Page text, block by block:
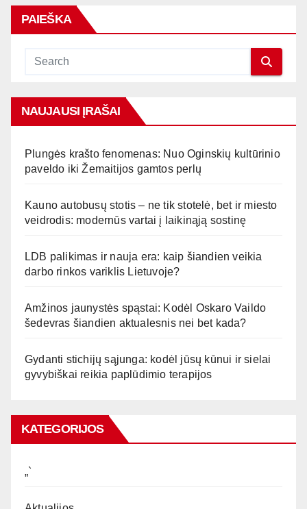
PAIEŠKA
NAUJAUSI ĮRAŠAI
Plungės krašto fenomenas: Nuo Oginskių kultūrinio
paveldo iki Žemaitijos gamtos perlų
Kauno autobusų stotis – ne tik stotelė, bet ir miesto
veidrodis: modernūs vartai į laikinąją sostinę
LDB palikimas ir nauja era: kaip šiandien veikia
darbo rinkos variklis Lietuvoje?
Amžinos jaunystės spąstai: Kodėl Oskaro Vaildo
šedevras šiandien aktualesnis nei bet kada?
Gydanti stichijų sąjunga: kodėl jūsų kūnui ir sielai
gyvybiškai reikia paplūdimio terapijos
KATEGORIJOS
„`